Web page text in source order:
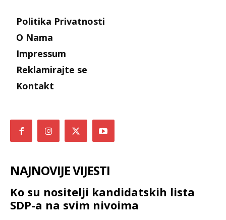
Politika Privatnosti
O Nama
Impressum
Reklamirajte se
Kontakt
NAJNOVIJE VIJESTI
Ko su nositelji kandidatskih lista
SDP-a na svim nivoima